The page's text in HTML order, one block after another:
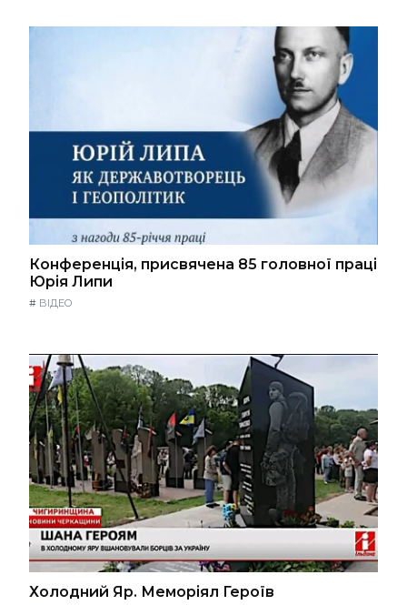
Конференція, присвячена 85 головної праці
Юрія Липи
# ВІДЕО
Холодний Яр. Меморіял Героїв